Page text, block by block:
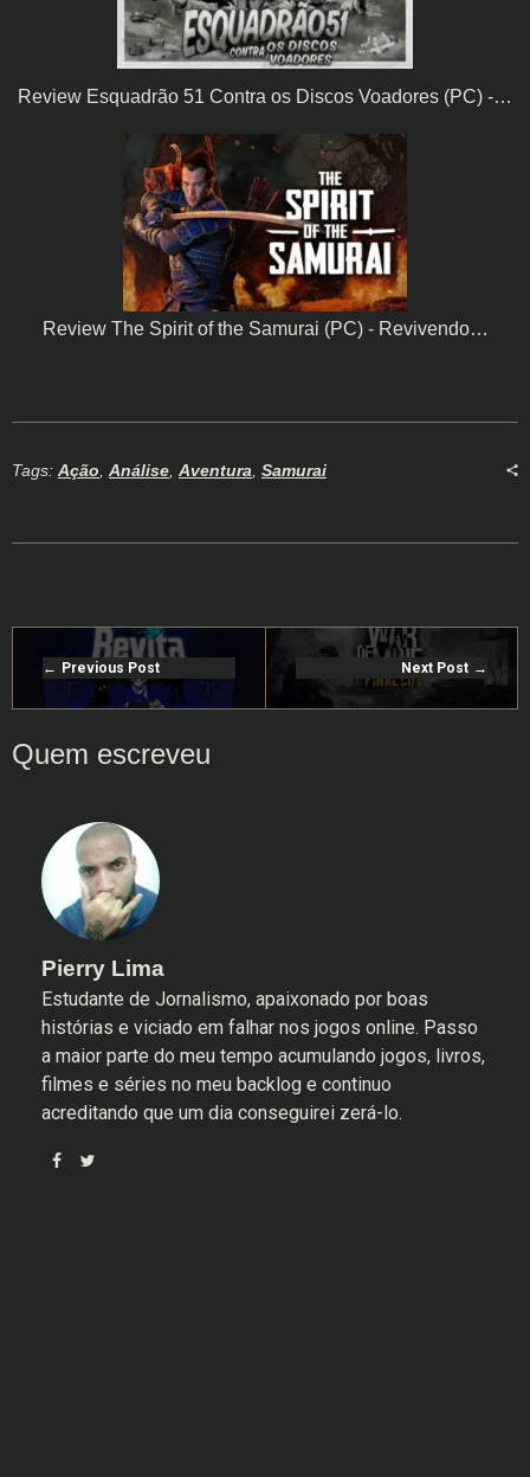
Review Esquadrão 51 Contra os Discos Voadores (PC) -…
Review The Spirit of the Samurai (PC) - Revivendo…
Tags: Ação Análise Aventura Samurai
Previous Post Next Post
Pierry Lima
Estudante de Jornalismo, apaixonado por boas
histórias e viciado em falhar nos jogos online. Passo
a maior parte do meu tempo acumulando jogos, livros,
filmes e séries no meu backlog e continuo
acreditando que um dia conseguirei zerá-lo.